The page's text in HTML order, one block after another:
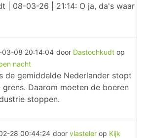
| 08-03-26 | 21:14: O ja, da's waar
03-08 20:14:04 door Dastochkudt op
nacht
de gemiddelde Nederlander stopt
Daarom moeten de boeren
stoppen.
28 00:44:24 door vlasteler op Kijk